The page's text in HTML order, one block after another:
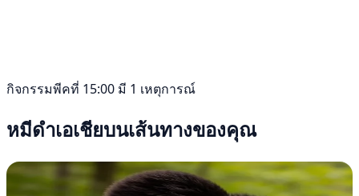
กิจกรรมพีคที่ 15:00 มี 1 เหตุการณ์
หมีดำเอเชียบนเส้นทางของคุณ